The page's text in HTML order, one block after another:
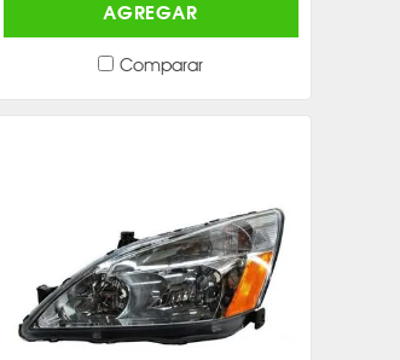
AGREGAR
Comparar